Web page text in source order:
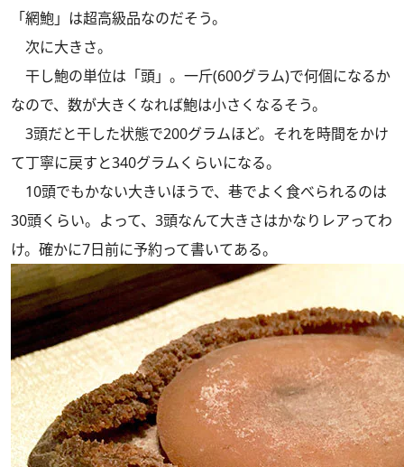
「網鮑」は超高級品なのだそう。
次に大きさ。
干し鮑の単位は「頭」。一斤(600グラム)で何個になるか
なので、数が大きくなれば鮑は小さくなるそう。
3頭だと干した状態で200グラムほど。それを時間をかけ
て丁寧に戻すと340グラムくらいになる。
10頭でもかない大きいほうで、巷でよく食べられるのは
30頭くらい。よって、3頭なんて大きさはかなりレアってわ
け。確かに7日前に予約って書いてある。